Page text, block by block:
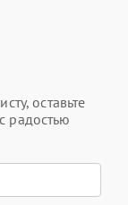
оставьте
радостью